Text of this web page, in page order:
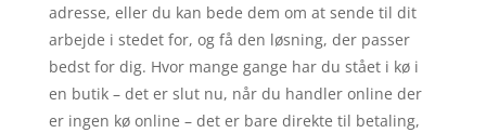
adresse, eller du kan bede dem om at sende til dit
arbejde i stedet for, og få den løsning, der passer
bedst for dig. Hvor mange gange har du stået i kø i
en butik – det er slut nu, når du handler online der
er ingen kø online – det er bare direkte til betaling,